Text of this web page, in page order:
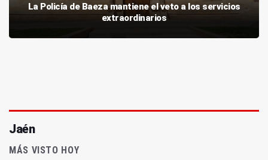
La Policía de Baeza mantiene el veto a los servicios
extraordinarios
Jaén
MÁS VISTO HOY